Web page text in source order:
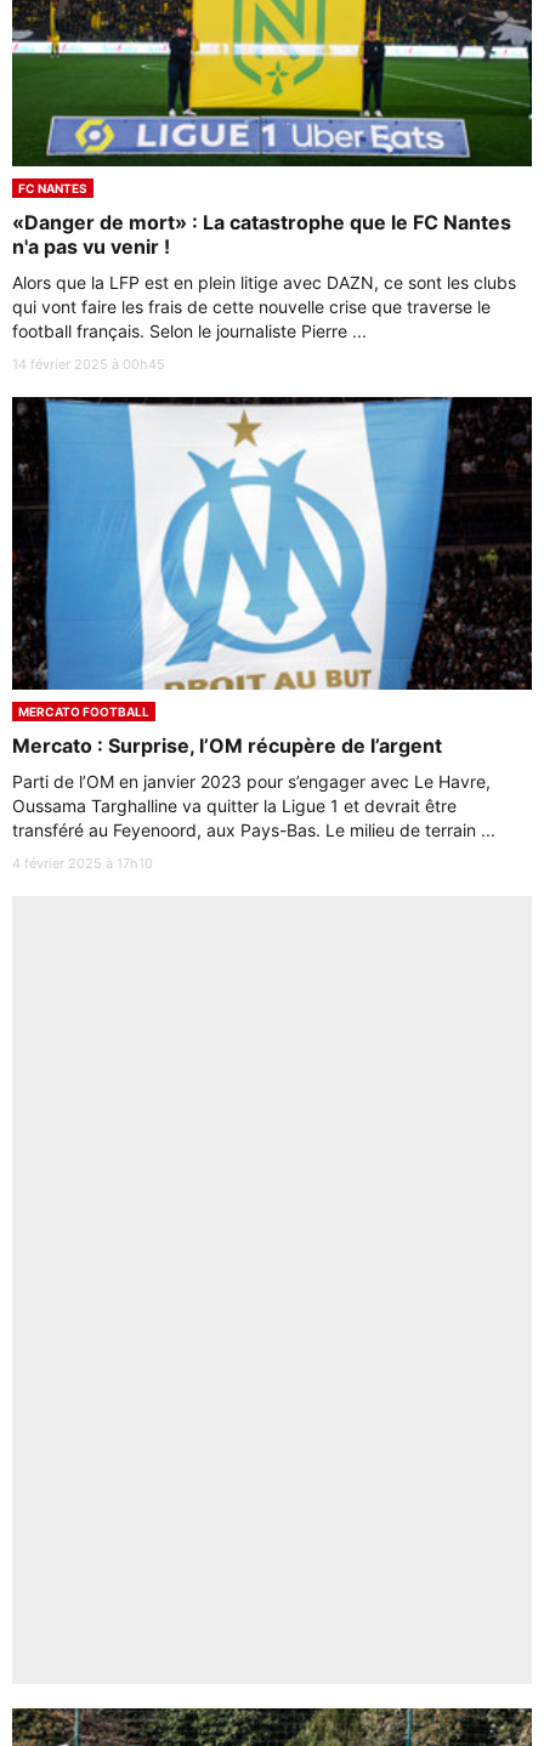
FC NANTES
«Danger de mort» : La catastrophe que le FC Nantes
n'a pas vu venir !
Alors que la LFP est en plein litige avec DAZN, ce sont les clubs
qui vont faire les frais de cette nouvelle crise que traverse le
football français. Selon le journaliste Pierre ...
14 février 2025 à 00h45
MERCATO FOOTBALL
Mercato : Surprise, l’OM récupère de l’argent
Parti de l’OM en janvier 2023 pour s’engager avec Le Havre,
Oussama Targhalline va quitter la Ligue 1 et devrait être
transféré au Feyenoord, aux Pays-Bas. Le milieu de terrain ...
4 février 2025 à 17h10